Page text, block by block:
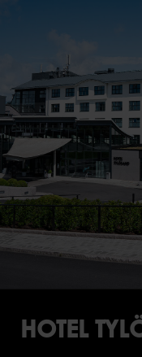
HOTEL